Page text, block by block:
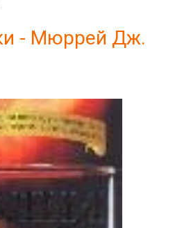
- Мюррей Дж.